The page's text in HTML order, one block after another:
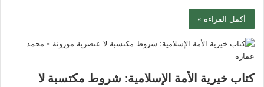
أكمل القراءة »
كتاب خيرية الأمة الإسلامية: شروط مكتسبة لا